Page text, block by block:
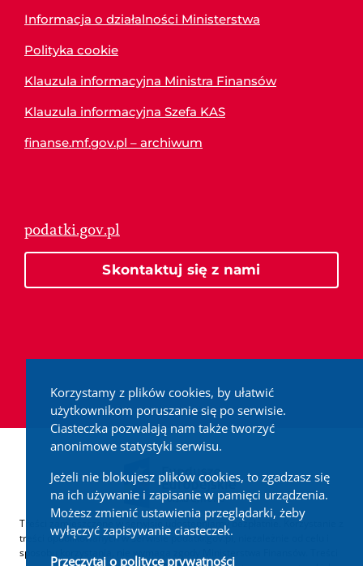
Korzystamy z plików cookies, by ułatwić
użytkownikom poruszanie się po serwisie.
Ciasteczka pozwalają nam także tworzyć
anonimowe statystyki serwisu.
Jeżeli nie blokujesz plików cookies, to zgadzasz się
na ich używanie i zapisanie w pamięci urządzenia.
Możesz zmienić ustawienia przeglądarki, żeby
wyłączyć zapisywanie ciasteczek.
Przeczytaj o polityce prywatności
Informacja o działalności Ministerstwa
Polityka cookie
Klauzula informacyjna Ministra Finansów
Klauzula informacyjna Szefa KAS
finanse.mf.gov.pl – archiwum
podatki.gov.pl
Skontaktuj się z nami
Treści zamieszczone w serwisie udostępniamy bezpłatnie. Korzystanie z
treści opublikowanych w serwisie podatki.gov.pl, niezależnie od celu i
sposobu korzystania, nie wymaga zgody Ministerstwa Finansów. Treści